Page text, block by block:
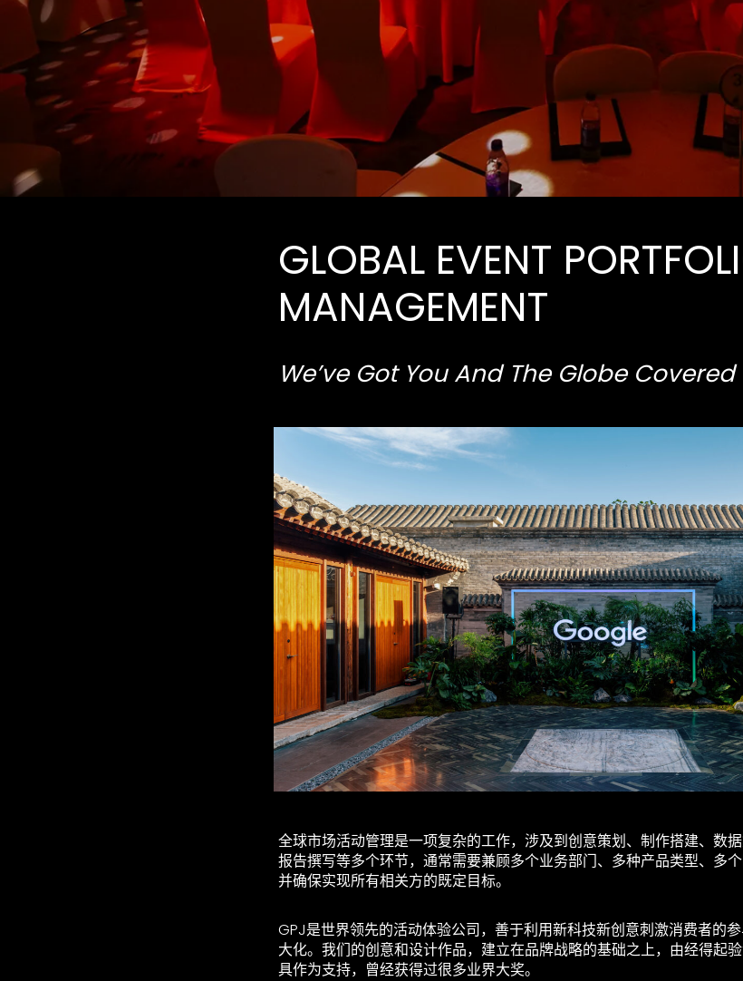
GLOBAL EVENT
MANAGEMENT
We’ve Got You And The Globe Covered
全球市场活动管理是一项复杂的工作，涉及到创意策划、制作搭建、数据
报告撰写等多个环节，通常需要兼顾多个业务部门、多种产品类型、多
并确保实现所有相关方的既定目标。
GPJ是世界领先的活动体验公司，善于利用新科技新创意刺激消费者的
大化。我们的创意和设计作品，建立在品牌战略的基础之上，由经得起
具作为支持，曾经获得过很多业界大奖。